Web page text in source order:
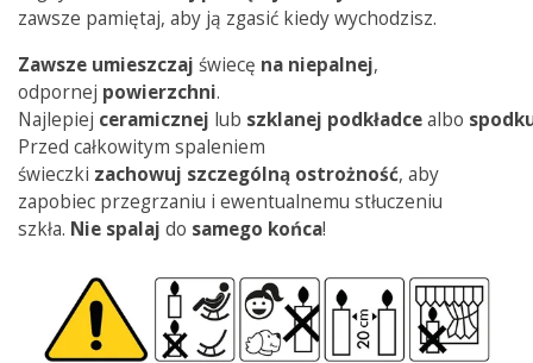
zawsze pamiętaj, aby ją zgasić kiedy wychodzisz.
Zawsze umieszczaj świecę na niepalnej,
odpornej powierzchni.
Najlepiej ceramicznej lub szklanej podkładcealbo
Przed całkowitym spaleniem
świeczki zachowuj szczególną ostrożność, aby
zapobiec przegrzaniu i ewentualnemu stłuczeniu
szkła. Nie spalaj do samego końca!